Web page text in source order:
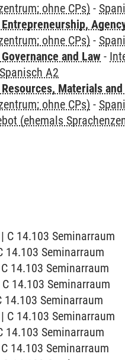
ohne CPs) -
ohne CPs) -
and Law -
Spanisch A2
Materials
ohne CPs) -
(ehemals
C 14.103 Seminarraum
14.103 Seminarraum
14.103 Seminarraum
14.103 Seminarraum
14.103 Seminarraum
C 14.103 Seminarraum
14.103 Seminarraum
14.103 Seminarraum